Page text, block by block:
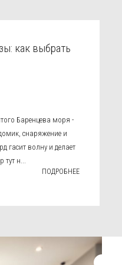
как выбрать
Баренцева моря -
снаряжение и
гасит волну и делает
тут н...
ПОДРОБНЕЕ